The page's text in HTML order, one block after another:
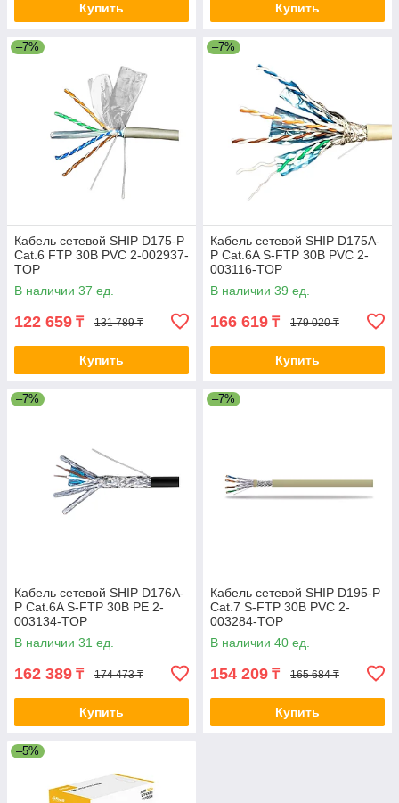
Купить Купить
–7%
Кабель сетевой SHIP D175-P
Cat.6 FTP 30В PVC 2-002937-
TOP
В наличии 37 ед.
122 659 ₸ 131 789 ₸
Купить
–7%
Кабель сетевой SHIP D175A-
P Cat.6A S-FTP 30В PVC 2-
003116-TOP
В наличии 39 ед.
166 619 ₸ 179 020 ₸
Купить
–7%
Кабель сетевой SHIP D176A-
P Cat.6A S-FTP 30В PE 2-
003134-TOP
В наличии 31 ед.
162 389 ₸ 174 473 ₸
Купить
–7%
Кабель сетевой SHIP D195-P
Cat.7 S-FTP 30В PVC 2-
003284-TOP
В наличии 40 ед.
154 209 ₸ 165 684 ₸
Купить
–5%